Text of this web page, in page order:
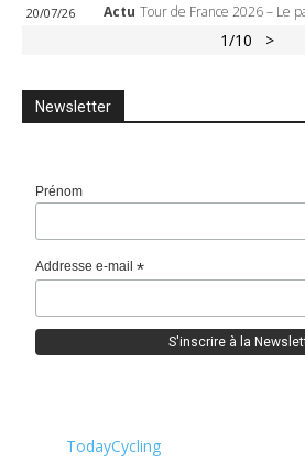
20/07/26 Actu Tour de France 2026 – Le parcours officiel complet : 21
1/10 >
Newsletter
Prénom
Addresse e-mail*
TodayCycling